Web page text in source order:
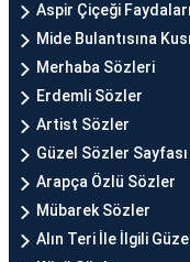
Aspir Çiçeği
Mide Bulantısına
Merhaba Sözleri
Erdemli Sözler
Artist Sözler
Güzel Sözler Sayfası
Arapça Özlü Sözler
Mübarek Sözler
Alın Teri İle İlgili